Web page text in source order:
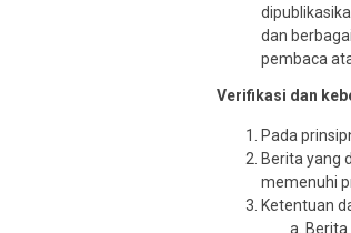
dan
pembaca
Verifikasi dan
Pada
Berita yang
memenuhi
Ketentuan
Berita